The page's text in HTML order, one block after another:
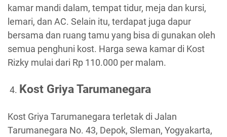
kamar mandi dalam, tempat tidur, meja dan kursi,
lemari, dan AC. Selain itu, terdapat juga dapur
bersama dan ruang tamu yang bisa di gunakan oleh
semua penghuni kost. Harga sewa kamar di Kost
Rizky mulai dari Rp 110.000 per malam.
Kost Griya Tarumanegara
Kost Griya Tarumanegara terletak di Jalan
Tarumanegara No. 43, Depok, Sleman, Yogyakarta,